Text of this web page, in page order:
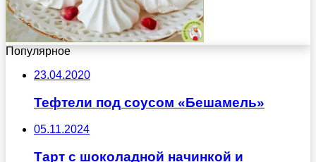
Популярное
23.04.2020
Тефтели под соусом «Бешамель»
05.11.2024
Тарт с шоколадной начинкой и